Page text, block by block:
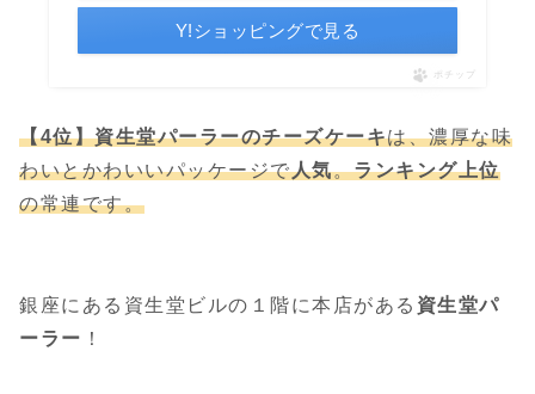
Y!ショッピングで見る
ポチップ
【4位】資生堂パーラーのチーズケーキは、濃厚な味
わいとかわいいパッケージで人気。ランキング上位
の常連です。
銀座にある資生堂ビルの１階に本店がある 資生堂パ
ーラー ！